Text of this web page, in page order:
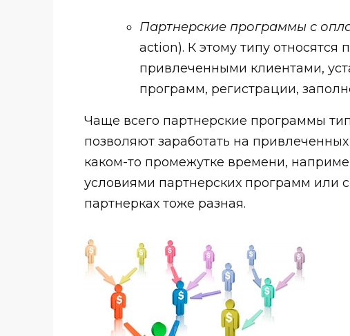
Партнерские программы с
action). К этому типу относятся
привлеченными клиентами,
программ, регистрации,
Чаще всего партнерские программы
позволяют заработать на
каком-то промежутке времени,
условиями партнерских программ или
партнерках тоже разная.